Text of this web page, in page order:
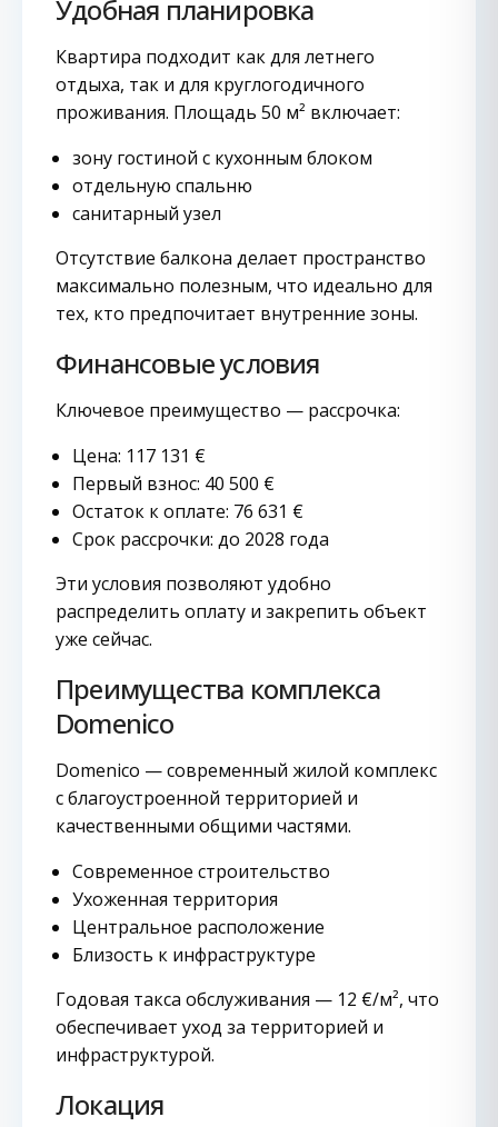
Удобная планировка
Квартира подходит как для летнего
отдыха, так и для круглогодичного
проживания. Площадь 50 м² включает:
зону гостиной с кухонным блоком
отдельную спальню
санитарный узел
Отсутствие балкона делает пространство
максимально полезным, что идеально для
тех, кто предпочитает внутренние зоны.
Финансовые условия
Ключевое преимущество — рассрочка:
Цена: 117 131 €
Первый взнос: 40 500 €
Остаток к оплате: 76 631 €
Срок рассрочки: до 2028 года
Эти условия позволяют удобно
распределить оплату и закрепить объект
уже сейчас.
Преимущества комплекса
Domenico
Domenico — современный жилой комплекс
с благоустроенной территорией и
качественными общими частями.
Современное строительство
Ухоженная территория
Центральное расположение
Близость к инфраструктуре
Годовая такса обслуживания — 12 €/м², что
обеспечивает уход за территорией и
инфраструктурой.
Локация